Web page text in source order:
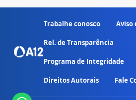
Trabalhe conosco Aviso
Rel. de Transparência
Programa de Integridade
Direitos Autorais Fale